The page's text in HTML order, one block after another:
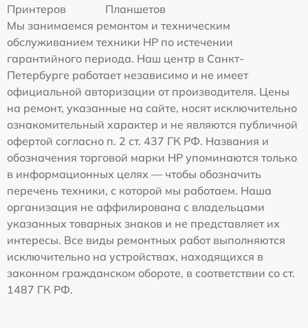
Принтеров
Планшетов
Мы занимаемся ремонтом и техническим
обслуживанием техники HP по истечении
гарантийного периода. Наш центр в Санкт-
Петербурге работает независимо и не имеет
официальной авторизации от производителя. Цены
на ремонт, указанные на сайте, носят исключительно
ознакомительный характер и не являются публичной
офертой согласно п. 2 ст. 437 ГК РФ. Названия и
обозначения торговой марки HP упоминаются только
в информационных целях — чтобы обозначить
перечень техники, с которой мы работаем. Наша
организация не аффилирована с владельцами
указанных товарных знаков и не представляет их
интересы. Все виды ремонтных работ выполняются
исключительно на устройствах, находящихся в
законном гражданском обороте, в соответствии со ст.
1487 ГК РФ.